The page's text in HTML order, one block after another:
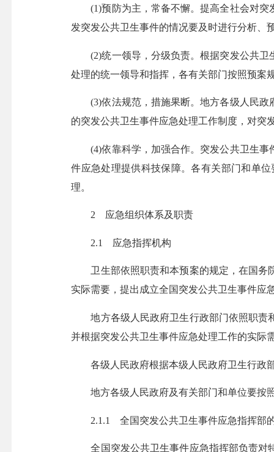
(1)预防为主，常备不懈。提高全社会对突
发突发公共卫生事件的情况要及时进行分析、
(2)统一领导，分级负责。根据突发公共卫
处理的统一领导和指挥，各有关部门按照预案
(3)依法规范，措施果断。地方各级人民政
的突发公共卫生事件应急处理工作制度，对突
(4)依靠科学，加强合作。突发公共卫生事
件应急处理提供科技保障。各有关部门和单
理。
2 应急组织体系及职责
2.1 应急指挥机构
卫生部依照职责和本预案的规定，在国务院
实际需要，提出成立全国突发公共卫生事件应
地方各级人民政府卫生行政部门依照职责和
并根据突发公共卫生事件应急处理工作的实际
各级人民政府根据本级人民政府卫生行政部
地方各级人民政府及有关部门和单位要按照
2.1.1 全国突发公共卫生事件应急指挥部
全国突发公共卫生事件应急指挥部负责对特